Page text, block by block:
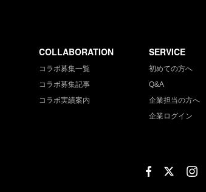
COLLABORATION
コラボ募集一覧
コラボ募集記事
コラボ実績案内
SERVICE
初めての方へ
Q&A
企業担当の方へ
企業ログイン